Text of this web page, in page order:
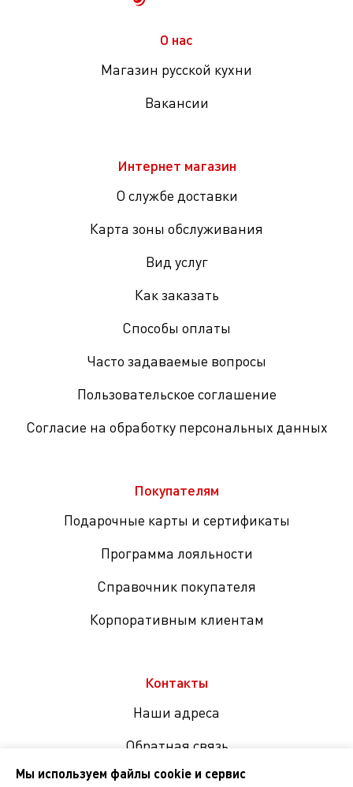
О нас
Магазин русской кухни
Вакансии
Интернет магазин
О службе доставки
Карта зоны обслуживания
Вид услуг
Как заказать
Способы оплаты
Часто задаваемые вопросы
Пользовательское соглашение
Согласие на обработку персональных данных
Покупателям
Подарочные карты и сертификаты
Программа лояльности
Справочник покупателя
Корпоративным клиентам
Контакты
Наши адреса
Обратная связь
Мы используем файлы cookie и сервис